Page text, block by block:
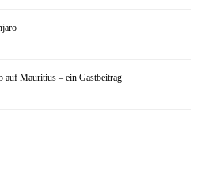
auf Mauritius – ein Gastbeitrag